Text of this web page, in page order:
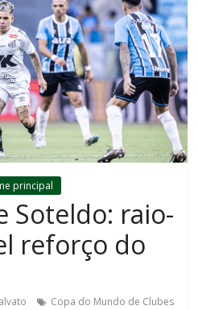
principal
Soteldo: raio-
reforço do
Copa do Mundo de Clubes